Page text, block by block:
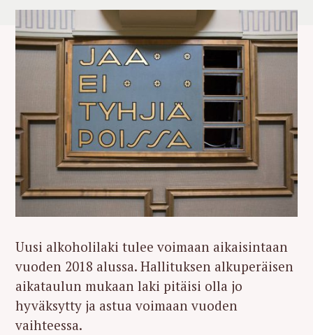
Uusi alkoholilaki tulee voimaan aikaisintaan
vuoden 2018 alussa. Hallituksen alkuperäisen
aikataulun mukaan laki pitäisi olla jo
hyväksytty ja astua voimaan vuoden
vaihteessa.